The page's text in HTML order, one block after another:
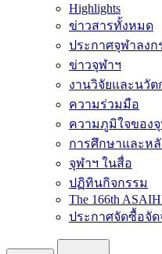
Highlights
ข่าวสารทั้งหมด
ประกาศจุฬาลง
ข่าวจุฬาฯ
งานวิจัยและนวัต
ความร่วมมือ
ความภูมิใจของ
การศึกษาและห
จุฬาฯ ในสื่อ
ปฏิทินกิจกรรม
The 166th
ประกาศจัดซื้อจัด